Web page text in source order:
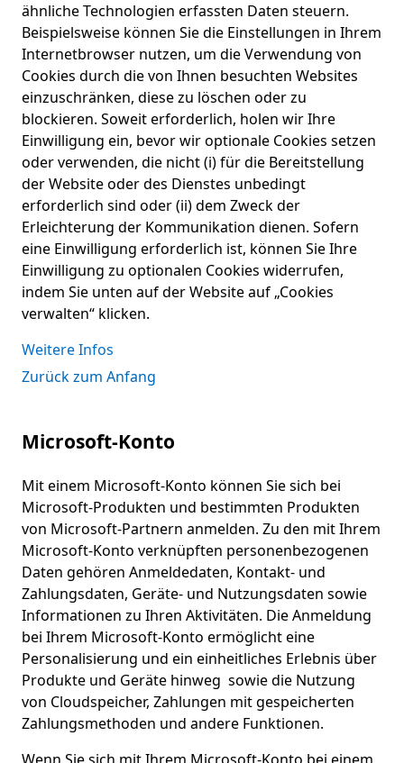
ähnliche Technologien erfassten Daten steuern.
Beispielsweise können Sie die Einstellungen in Ihrem
Internetbrowser nutzen, um die Verwendung von
Cookies durch die von Ihnen besuchten Websites
einzuschränken, diese zu löschen oder zu
blockieren. Soweit erforderlich, holen wir Ihre
Einwilligung ein, bevor wir optionale Cookies setzen
oder verwenden, die nicht (i) für die Bereitstellung
der Website oder des Dienstes unbedingt
erforderlich sind oder (ii) dem Zweck der
Erleichterung der Kommunikation dienen. Sofern
eine Einwilligung erforderlich ist, können Sie Ihre
Einwilligung zu optionalen Cookies widerrufen,
indem Sie unten auf der Website auf „Cookies
verwalten“ klicken.
Weitere Infos
Zurück zum Anfang
Microsoft-Konto
Mit einem Microsoft-Konto können Sie sich bei
Microsoft-Produkten und bestimmten Produkten
von Microsoft-Partnern anmelden. Zu den mit Ihrem
Microsoft-Konto verknüpften personenbezogenen
Daten gehören Anmeldedaten, Kontakt- und
Zahlungsdaten, Geräte- und Nutzungsdaten sowie
Informationen zu Ihren Aktivitäten. Die Anmeldung
bei Ihrem Microsoft-Konto ermöglicht eine
Personalisierung und ein einheitliches Erlebnis über
Produkte und Geräte hinweg sowie die Nutzung
von Cloudspeicher, Zahlungen mit gespeicherten
Zahlungsmethoden und andere Funktionen.